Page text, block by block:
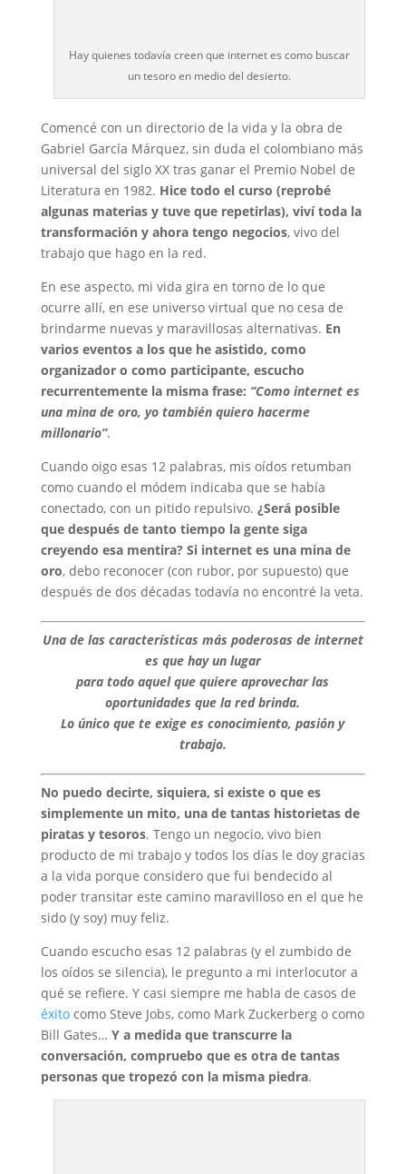
Hay quienes todavía creen que internet es como buscar
un tesoro en medio del desierto.
Comencé con un directorio de la vida y la obra de
Gabriel García Márquez, sin duda el colombiano más
universal del siglo XX tras ganar el Premio Nobel de
Literatura en 1982. Hice todo el curso (reprobé
algunas materias y tuve que repetirlas), viví toda la
transformación y ahora tengo negocios, vivo del
trabajo que hago en la red.
En ese aspecto, mi vida gira en torno de lo que
ocurre allí, en ese universo virtual que no cesa de
brindarme nuevas y maravillosas alternativas. En
varios eventos a los que he asistido, como
organizador o como participante, escucho
recurrentemente la misma frase: “Como internet es
una mina de oro, yo también quiero hacerme
millonario”.
Cuando oigo esas 12 palabras, mis oídos retumban
como cuando el módem indicaba que se había
conectado, con un pitido repulsivo. ¿Será posible
que después de tanto tiempo la gente siga
creyendo esa mentira? Si internet es una mina de
oro, debo reconocer (con rubor, por supuesto) que
después de dos décadas todavía no encontré la veta.
Una de las características más poderosas de internet
es que hay un lugar
para todo aquel que quiere aprovechar las
oportunidades que la red brinda.
Lo único que te exige es conocimiento, pasión y
trabajo.
No puedo decirte, siquiera, si existe o que es
simplemente un mito, una de tantas historietas de
piratas y tesoros. Tengo un negocio, vivo bien
producto de mi trabajo y todos los días le doy gracias
a la vida porque considero que fui bendecido al
poder transitar este camino maravilloso en el que he
sido (y soy) muy feliz.
Cuando escucho esas 12 palabras (y el zumbido de
los oídos se silencia), le pregunto a mi interlocutor a
qué se refiere. Y casi siempre me habla de casos de
éxitocomo Steve Jobs, como Mark Zuckerberg o como
Bill Gates… Y a medida que transcurre la
conversación, compruebo que es otra de tantas
personas que tropezó con la misma piedra.